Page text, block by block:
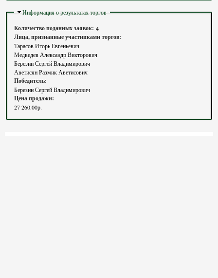
Скрыть
Информация о результатах торгов
Количество поданных заявок: 4
Лица, признанные участниками торгов:
Тарасов Игорь Евгеньевич
Медведев Александр Викторович
Березин Сергей Владимирович
Аветисян Размик Аветисович
Победитель:
Березин Сергей Владимирович
Цена продажи:
27 260.00р.